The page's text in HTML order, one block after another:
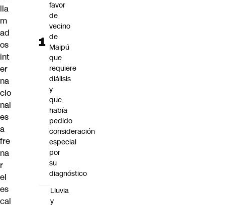
lla
m
ad
os
int
er
na
cio
nal
es
a
fre
na
r
el
es
cal
favor
de
vecino
de
Maipú
que
requiere
diálisis
y
que
había
pedido
consideración
especial
por
su
diagnóstico
Lluvia
y